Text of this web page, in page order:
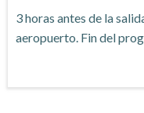
3 horas antes de la
aeropuerto. Fin del